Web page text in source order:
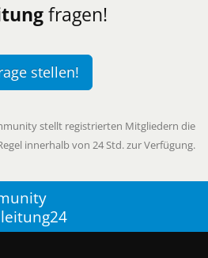
fragen!
stellen!
stellt registrierten Mitgliedern die
innerhalb von 24 Std. zur Verfügung.